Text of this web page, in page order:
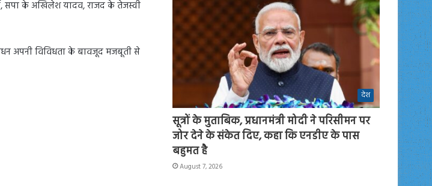
सपा के अखिलेश यादव, राजद के तेजस्वी
अपनी विविधता के बावजूद मजबूती से
देश
सूत्रों के मुताबिक, प्रधानमंत्री मोदी ने परिसीमन पर
जोर देने के संकेत दिए, कहा कि एनडीए के पास
बहुमत है
August 7, 2026